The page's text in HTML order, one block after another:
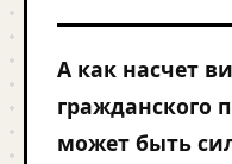
А как насчет
гражданского
может быть